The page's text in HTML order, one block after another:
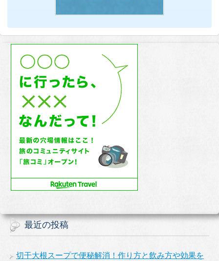
最近の投稿
切干大根スープで便秘解消！作り方と飲み方や効果を